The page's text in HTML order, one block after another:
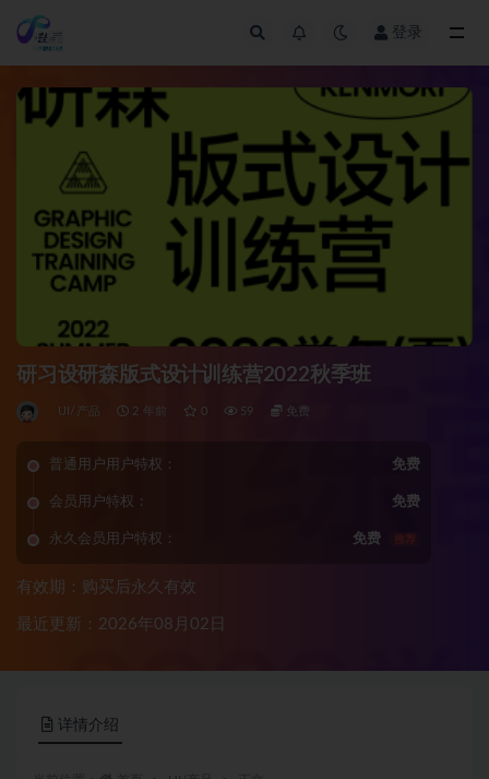
登录
研习设研森版式设计训练营2022秋季班
UI/产品 2 年前 0 59 免费
普通用户用户特权： 免费
会员用户特权： 免费
永久会员用户特权： 免费 推荐
有效期：购买后永久有效
最近更新：2026年08月02日
详情介绍